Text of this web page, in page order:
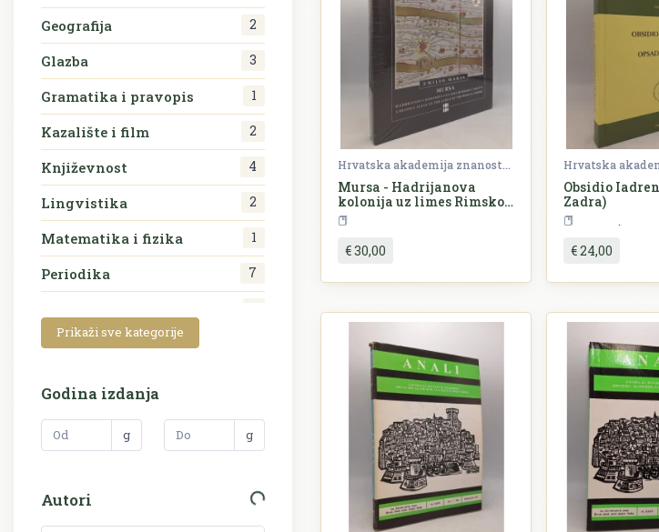
Geografija 2
Glazba 3
Gramatika i pravopis 1
Kazalište i film 2
Književnost 4
Lingvistika 2
Matematika i fizika 1
Periodika 7
Povijest
Priroda
Religija 4
književnosti
5
Prikaži sve kategorije
Godina izdanja
g g
Autori
Hrvatska akademija znanosti i umjetnosti (HAZU)
Mursa - Hadrijanova
kolonija uz limes Rimskog
Carstva
€ 30,00
Obsidio
Zadra)
€ 24,00